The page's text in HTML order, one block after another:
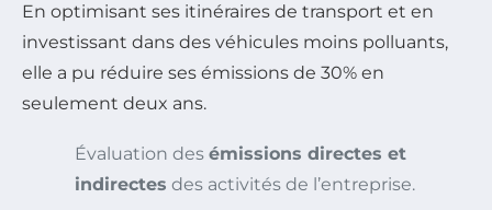
En optimisant ses itinéraires de transport et en
investissant dans des véhicules moins polluants,
elle a pu réduire ses émissions de 30% en
seulement deux ans.
Évaluation des émissions directes et
indirectes des activités de l’entreprise.